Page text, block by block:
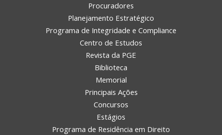
Procuradores
Planejamento Estratégico
Programa de Integridade e Compliance
Centro de Estudos
Revista da PGE
Biblioteca
Memorial
Principais Ações
Concursos
Estágios
Programa de Residência em Direito